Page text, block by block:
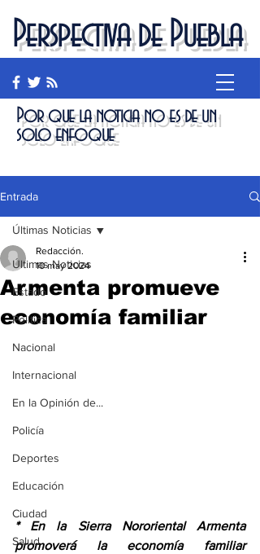
Perspectiva de Puebla
Por que la noticia no es de un
solo enfoque
Entrada
Últimas Noticias
Estado
Política
Nacional
Internacional
En la Opinión de...
Policía
Deportes
Educación
Ciudad
Salud
Últimas Noticias
Armenta promueve
economía familiar
Redacción.
10 may 2024
* En la Sierra Nororiental Armenta
promoverá la economía familiar